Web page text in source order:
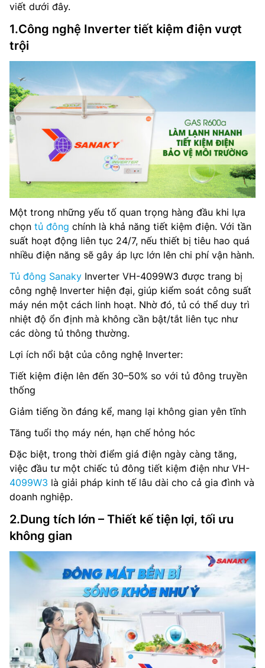
viết dưới đây.
1.Công nghệ Inverter tiết kiệm điện vượt
trội
Một trong những yếu tố quan trọng hàng đầu khi lựa
chọn tủ đông chính là khả năng tiết kiệm điện. Với tần
suất hoạt động liên tục 24/7, nếu thiết bị tiêu hao quá
nhiều điện năng sẽ gây áp lực lớn lên chi phí vận hành.
Tủ đông Sanaky Inverter VH-4099W3 được trang bị
công nghệ Inverter hiện đại, giúp kiểm soát công suất
máy nén một cách linh hoạt. Nhờ đó, tủ có thể duy trì
nhiệt độ ổn định mà không cần bật/tắt liên tục như
các dòng tủ thông thường.
Lợi ích nổi bật của công nghệ Inverter:
Tiết kiệm điện lên đến 30–50% so với tủ đông truyền
thống
Giảm tiếng ồn đáng kể, mang lại không gian yên tĩnh
Tăng tuổi thọ máy nén, hạn chế hỏng hóc
Đặc biệt, trong thời điểm giá điện ngày càng tăng,
việc đầu tư một chiếc tủ đông tiết kiệm điện như VH-
4099W3 là giải pháp kinh tế lâu dài cho cả gia đình và
doanh nghiệp.
2.Dung tích lớn – Thiết kế tiện lợi, tối ưu
không gian